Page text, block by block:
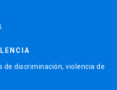
de discriminación, violencia de